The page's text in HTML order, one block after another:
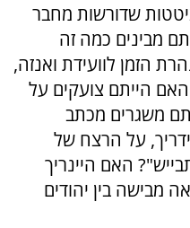
שדורשות מחבר
מבינים כמה זה
הזמן לוועידת ואנזה,
הייתם צועקים על
משגרים מכתב
על הרצח של
האם היינריך
מבישה בין יהודים